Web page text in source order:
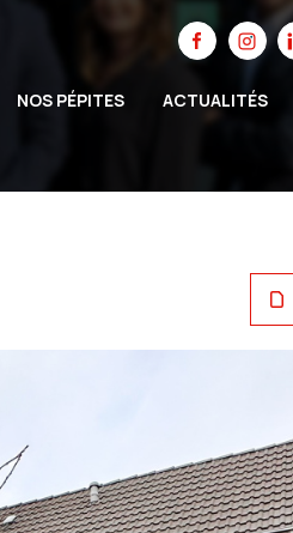
NOS PÉPITES ACTUALITÉS